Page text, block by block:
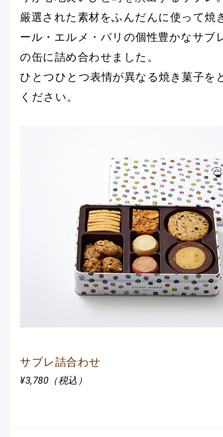
ピエール・エルメについて
店舗一覧
Nos adresses
ガイド
ログイン
ショッピングバッグ
厳選された素材をふんだんに使って焼
ール・エルメ・パリの個性豊かなサブ
の缶に詰め合わせました。
ひとつひとつ表情が異なる焼き菓子を
ください。
サブレ詰合わせ
¥3,780（税込）